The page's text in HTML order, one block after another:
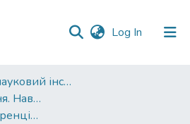
Log In (current)
Навчально-науковий інститут агротехнологій, селекції та екології
Друковані видання. Навчально-науковий інститут агротехнологій, селекції та екології
Статті, тези конференцій. Навчально-науковий інститут агротехнологій, селекції та екології